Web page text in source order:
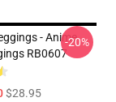
- Anime
RB0607
$28.95
-20%